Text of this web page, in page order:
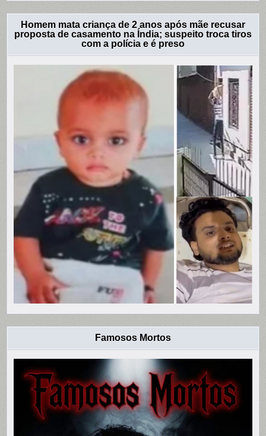
Homem mata criança de 2 anos após mãe recusar
proposta de casamento na Índia; suspeito troca tiros
com a polícia e é preso
Famosos Mortos